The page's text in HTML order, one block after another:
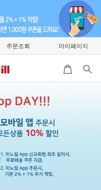
주문조회 마이페이지